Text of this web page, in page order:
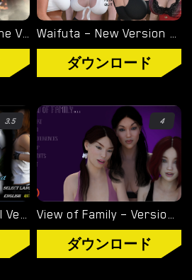
Welcome To Hell – The Vampire Chronicles – New Version 0.1.0 Remastered [NoobPRO Games] Waifuta – New Version 0.6 [Tiltproofno]
ダウンロード
3.5
Virgin’s Story – Final Version 1.0 [Wet Pantsu Games]
4
View of Family – Version 0.1.4 [Marvel]
ダウンロード